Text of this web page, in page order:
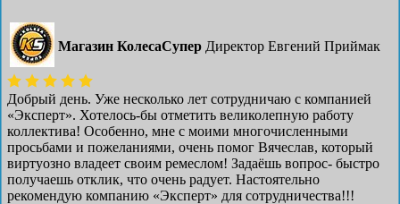
Магазин КолесаСупер Директор ​Евгений Приймак
Добрый день. Уже несколько лет сотрудничаю с компанией
«Эксперт». Хотелось-бы отметить великолепную работу
коллектива! Особенно, мне с моими многочисленными
просьбами и пожеланиями, очень помог Вячеслав, который
виртуозно владеет своим ремеслом! Задаёшь вопрос- быстро
получаешь отклик, что очень радует. Настоятельно
рекомендую компанию «Эксперт» для сотрудничества!!!